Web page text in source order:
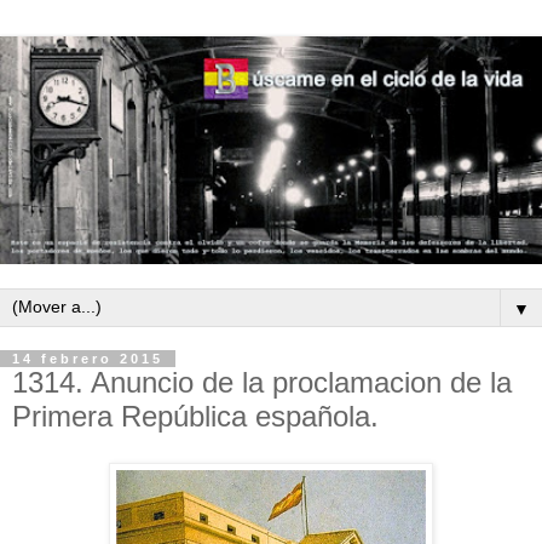
▼
14 febrero 2015
1314. Anuncio de la proclamacion de la
Primera República española.